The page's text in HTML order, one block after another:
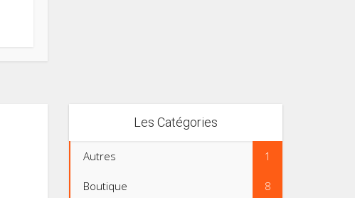
Les Catégories
Autres 1
Boutique 8